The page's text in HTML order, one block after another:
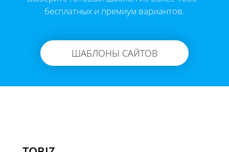
бесплатных и премиум вариантов.
ШАБЛОНЫ САЙТОВ